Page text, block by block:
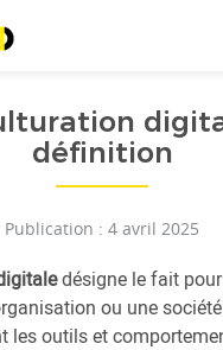
définition
Publication : 4 avril 2025
désigne le fait
ou une
les outils et